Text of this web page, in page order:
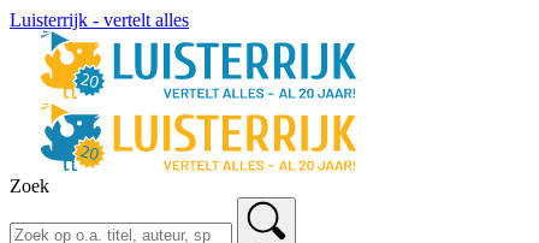
Luisterrijk - vertelt alles
Zoek